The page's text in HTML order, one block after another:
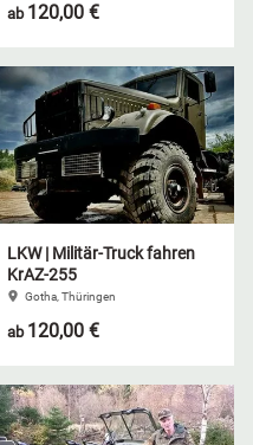
ab 120,00 €
LKW | Militär-Truck fahren
KrAZ-255
Gotha, Thüringen
ab 120,00 €